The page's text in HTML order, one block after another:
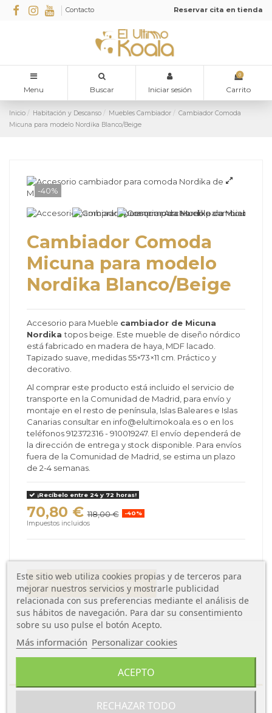
Contacto Reservar cita en tienda
Menu Buscar Iniciar sesión
0
Carrito
Inicio Habitación y Descanso Muebles Cambiador
Cambiador Comoda
Micuna para modelo Nordika Blanco/Beige
-40%
Cambiador Comoda
Micuna para modelo
Nordika Blanco/Beige
Accesorio para Mueble cambiador de Micuna
Nordikatopos beige. Este mueble de diseño nórdico
está fabricado en madera de haya, MDF lacado.
Tapizado suave, medidas 55×73×11 cm. Práctico y
decorativo.
Al comprar este producto está incluido el servicio de
transporte en la Comunidad de Madrid, para envío y
montaje en el resto de península, Islas Baleares e Islas
Canarias consultar en info@elultimokoala.es o en los
teléfonos 912372316 - 910019247. El envío dependerá de
la dirección de entrega y stock disponible. Para envíos
fuera de la Comunidad de Madrid, se estima un plazo
de 2-4 semanas.
¡Recíbelo entre 24 y 72 horas!
70,80 € 118,00 € -40%
Impuestos incluidos
Añadir a mi lista de regalos
Este sitio web utiliza cookies propias y de terceros para
mejorar nuestros servicios y mostrarle publicidad
relacionada con sus preferencias mediante el análisis de
sus hábitos de navegación. Para dar su consentimiento
sobre su uso pulse el botón Acepto.
Más información Personalizar cookies
RECHAZAR TODO
ACEPTO